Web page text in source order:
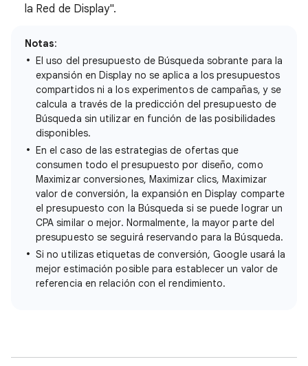
la Red de Display".
Notas:
El uso del presupuesto de Búsqueda sobrante para la
expansión en Display no se aplica a los presupuestos
compartidos ni a los experimentos de campañas, y se
calcula a través de la predicción del presupuesto de
Búsqueda sin utilizar en función de las posibilidades
disponibles.
En el caso de las estrategias de ofertas que
consumen todo el presupuesto por diseño, como
Maximizar conversiones, Maximizar clics, Maximizar
valor de conversión, la expansión en Display comparte
el presupuesto con la Búsqueda si se puede lograr un
CPA similar o mejor. Normalmente, la mayor parte del
presupuesto se seguirá reservando para la Búsqueda.
Si no utilizas etiquetas de conversión, Google usará la
mejor estimación posible para establecer un valor de
referencia en relación con el rendimiento.